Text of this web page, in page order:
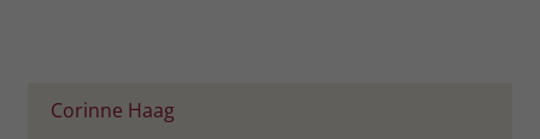
Corinne HaagUnternehmen zurückzusenden.